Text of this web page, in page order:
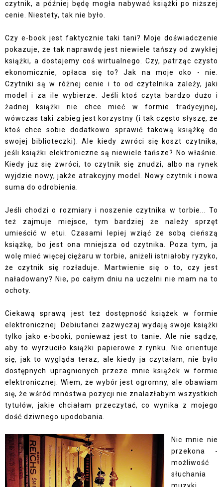
czytnik, a później będę mogła nabywać książki po niższej
cenie. Niestety, tak nie było.
Czy e-book jest faktycznie taki tani? Moje doświadczenie
pokazuje, że tak naprawdę jest niewiele tańszy od zwykłej
książki, a dostajemy coś wirtualnego. Czy, patrząc czysto
ekonomicznie, opłaca się to? Jak na moje oko - nie.
Czytniki są w różnej cenie i to od czytelnika zależy, jaki
model i za ile wybierze. Jeśli ktoś czyta bardzo dużo i
żadnej książki nie chce mieć w formie tradycyjnej,
wówczas taki zabieg jest korzystny (i tak często słyszę, że
ktoś chce sobie dodatkowo sprawić takową książkę do
swojej biblioteczki). Ale kiedy zwróci się koszt czytnika,
jeśli książki elektroniczne są niewiele tańsze? No właśnie.
Kiedy już się zwróci, to czytnik się znudzi, albo na rynek
wyjdzie nowy, jakże atrakcyjny model. Nowy czytnik i nowa
suma do odrobienia.
Jeśli chodzi o rozmiary i noszenie czytnika w torbie... To
też zajmuje miejsce, tym bardziej że należy sprzęt
umieścić w etui. Czasami lepiej wziąć ze sobą cieńszą
książkę, bo jest ona mniejsza od czytnika. Poza tym, ja
wolę mieć więcej ciężaru w torbie, aniżeli istniałoby ryzyko,
że czytnik się rozładuje. Martwienie się o to, czy jest
naładowany? Nie, po całym dniu na uczelni nie mam na to
ochoty.
Ciekawą sprawą jest też dostępność książek w formie
elektronicznej. Debiutanci zazwyczaj wydają swoje książki
tylko jako e-booki, ponieważ jest to tanie. Ale nie sądzę,
aby to wyrzuciło książki papierowe z rynku. Nie orientuje
się, jak to wygląda teraz, ale kiedy ja czytałam, nie było
dostępnych upragnionych przeze mnie książek w formie
elektronicznej. Wiem, że wybór jest ogromny, ale obawiam
się, że wśród mnóstwa pozycji nie znalazłabym wszystkich
tytułów, jakie chciałam przeczytać, co wynika z mojego
dość dziwnego upodobania.
Nic mnie nie
przekona -
możliwość
słuchania
muzyki,